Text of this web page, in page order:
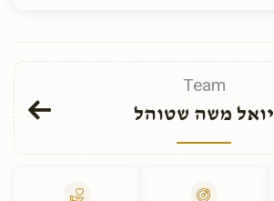
Team
יואל משה שטוהל